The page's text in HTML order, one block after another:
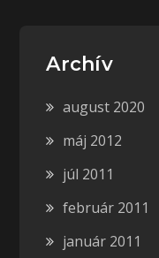
Archív
august 2020
máj 2012
júl 2011
február 2011
január 2011